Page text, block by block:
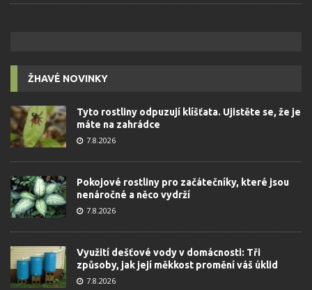
ŽHAVÉ NOVINKY
Tyto rostliny odpuzují klíšťata. Ujistěte se, že je
máte na zahrádce
7.8.2026
Pokojové rostliny pro začátečníky, které jsou
nenáročné a něco vydrží
7.8.2026
Využití dešťové vody v domácnosti: Tři
způsoby, jak její měkkost promění váš úklid
7.8.2026